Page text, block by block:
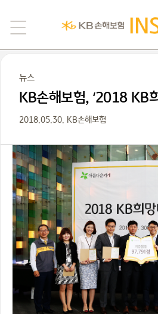
뉴스
KB손해보험, ‘2018 KB
2018.05.30. KB손해보험